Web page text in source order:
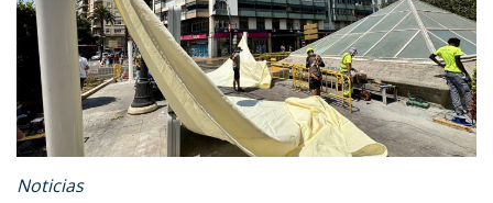
Noticias